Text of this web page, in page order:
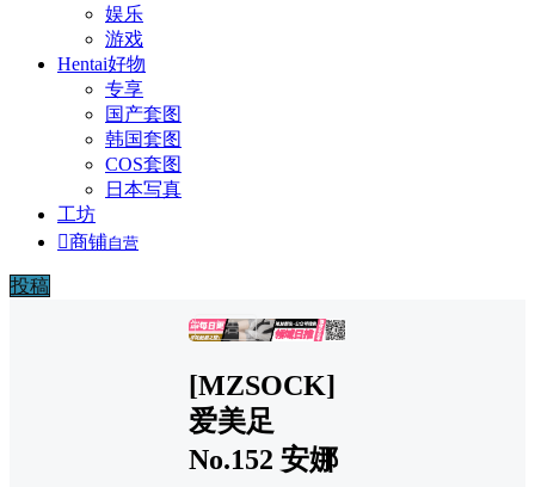
娱乐
游戏
Hentai好物
专享
国产套图
韩国套图
COS套图
日本写真
工坊
商铺自营
投稿
广告
[MZSOCK]
爱美足
No.152 安娜